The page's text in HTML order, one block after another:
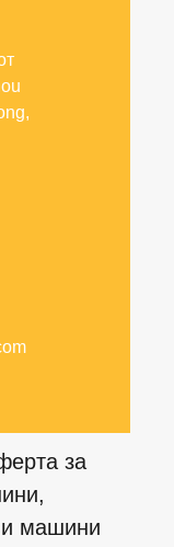
за
машини